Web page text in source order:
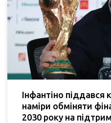
Інфантіно піддався
наміри обміняти
2030 року на